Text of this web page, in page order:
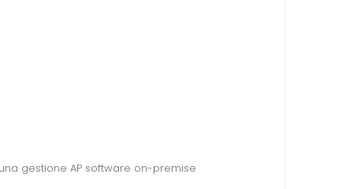
gestione AP software on-premise